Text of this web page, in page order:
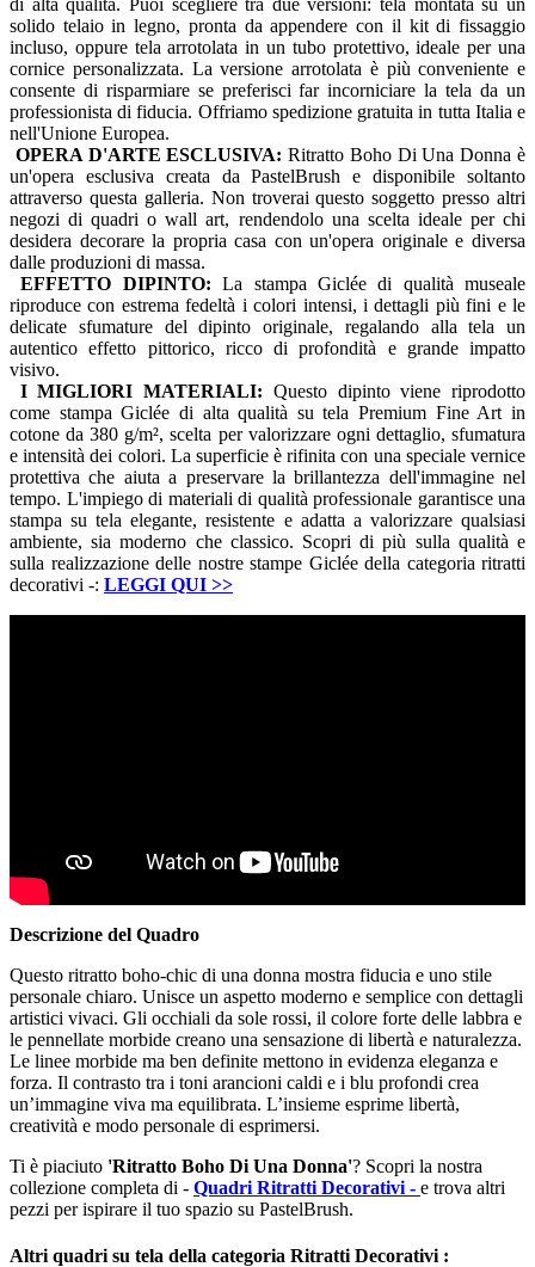
solido telaio in legno, pronta da appendere con il kit di fissaggio
incluso, oppure tela arrotolata in un tubo protettivo, ideale per una
cornice personalizzata. La versione arrotolata è più conveniente e
consente di risparmiare se preferisci far incorniciare la tela da un
professionista di fiducia. Offriamo spedizione gratuita in tutta Italia e
nell'Unione Europea.
OPERA D'ARTE ESCLUSIVA:Ritratto Boho Di Una Donna è
un'opera esclusiva creata da PastelBrush e disponibile soltanto
attraverso questa galleria. Non troverai questo soggetto presso altri
negozi di quadri o wall art, rendendolo una scelta ideale per chi
desidera decorare la propria casa con un'opera originale e diversa
dalle produzioni di massa.
EFFETTO DIPINTO: La stampa Giclée di qualità museale
riproduce con estrema fedeltà i colori intensi, i dettagli più fini e le
delicate sfumature del dipinto originale, regalando alla tela un
autentico effetto pittorico, ricco di profondità e grande impatto
visivo.
I MIGLIORI MATERIALI: Questo dipinto viene riprodotto
come stampa Giclée di alta qualità su tela Premium Fine Art in
cotone da 380 g/m², scelta per valorizzare ogni dettaglio, sfumatura
e intensità dei colori. La superficie è rifinita con una speciale vernice
protettiva che aiuta a preservare la brillantezza dell'immagine nel
tempo. L'impiego di materiali di qualità professionale garantisce una
stampa su tela elegante, resistente e adatta a valorizzare qualsiasi
ambiente, sia moderno che classico. Scopri di più sulla qualità e
sulla realizzazione delle nostre stampe Giclée della categoria ritratti
decorativi -: LEGGI QUI >>
Descrizione del Quadro
Questo ritratto boho-chic di una donna mostra fiducia e uno stile
personale chiaro. Unisce un aspetto moderno e semplice con dettagli
artistici vivaci. Gli occhiali da sole rossi, il colore forte delle labbra e
le pennellate morbide creano una sensazione di libertà e naturalezza.
Le linee morbide ma ben definite mettono in evidenza eleganza e
forza. Il contrasto tra i toni arancioni caldi e i blu profondi crea
un’immagine viva ma equilibrata. L’insieme esprime libertà,
creatività e modo personale di esprimersi.
Ti è piaciuto 'Ritratto Boho Di Una Donna'? Scopri la nostra
collezione completa di - Quadri Ritratti Decorativi - e trova altri
pezzi per ispirare il tuo spazio su PastelBrush.
Altri quadri su tela della categoria Ritratti Decorativi :